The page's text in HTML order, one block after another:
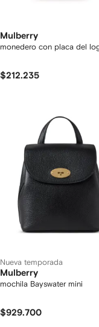
Mulberry
monedero con placa del
$212.235
Nueva temporada
Mulberry
mochila Bayswater mini
$929.700